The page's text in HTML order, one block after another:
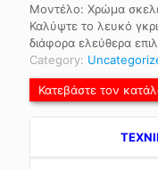
Μοντέλο: Χρώμα
Καλύψτε το λευκό
διάφορα ελεύθερα
Category:
Κατεβάστε τον